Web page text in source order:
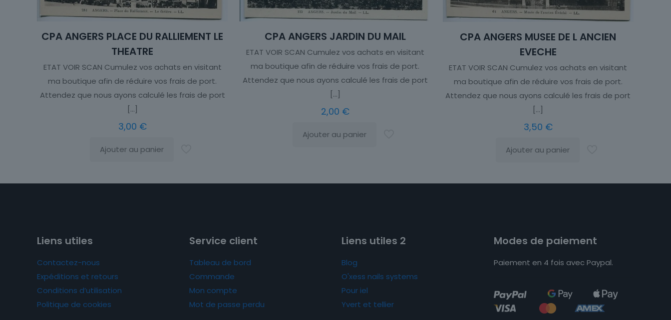
CPA ANGERS PLACE DU RALLIEMENT LE
THEATRE
ETAT VOIR SCAN Cumulez vos achats en visitant
ma boutique afin de réduire vos frais de port.
Attendez que nous ayons calculé les frais de port
[…]
3,00 €
Ajouter au panier
CPA ANGERS JARDIN DU MAIL
ETAT VOIR SCAN Cumulez vos achats en visitant
ma boutique afin de réduire vos frais de port.
Attendez que nous ayons calculé les frais de port
[…]
2,00 €
Ajouter au panier
CPA ANGERS MUSEE DE L ANCIEN
EVECHE
ETAT VOIR SCAN Cumulez vos achats en visitant
ma boutique afin de réduire vos frais de port.
Attendez que nous ayons calculé les frais de port
[…]
3,50 €
Ajouter au panier
Liens utiles
Contactez-nous
Expéditions et retours
Conditions d’utilisation
Politique de cookies
Service client
Tableau de bord
Commande
Mon compte
Mot de passe perdu
Liens utiles 2
Blog
O'xess nails systems
Pour iel
Yvert et tellier
Modes de paiement
Paiement en 4 fois avec Paypal.